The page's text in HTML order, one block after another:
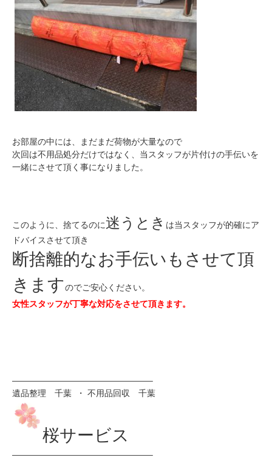
お部屋の中には、まだまだ荷物が大量なので
次回は不用品処分だけではなく、当スタッフが片付けの手伝いを
一緒にさせて頂く事になりました。
このように、捨てるのに迷うとき は当スタッフが的確にア
ドバイスさせて頂き
断捨離的なお手伝いもさせて頂
きますのでご安心ください。
女性スタッフが丁寧な対応をさせて頂きます。
————————————————–
遺品整理 千葉 ・ 不用品回収 千葉
桜サービス
————————————————–